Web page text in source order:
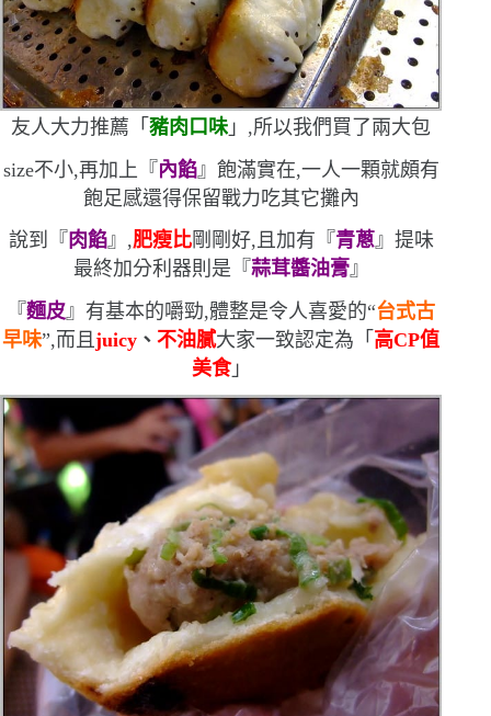
友人大力推薦「豬肉口味 」,所以我們買了兩大包
size不小,再加上『內餡』飽滿實在,一人一顆就頗有
飽足感還得保留戰力吃其它攤內
說到『 肉餡』,肥瘦比剛剛好,且加有『 青蔥』提味
最終加分利器則是『 蒜茸醬油膏』
『麵皮』有基本的嚼勁,體整是令人喜愛的“台式古
早味”,而且juicy 、不油膩大家一致認定為「 高CP值
美食」